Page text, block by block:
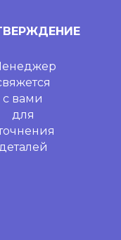
с вами
для